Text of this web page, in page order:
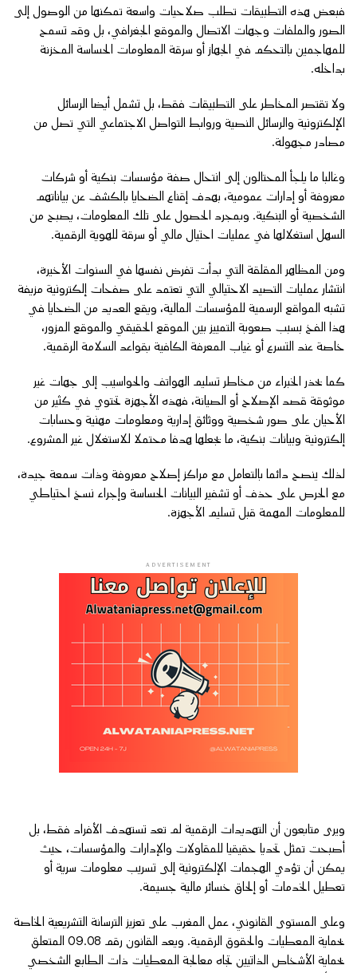
فبعض هذه التطبيقات تطلب صلاحيات واسعة تمكنها من الوصول إلى
الصور والملفات وجهات الاتصال والموقع الجغرافي، بل وقد تسمح
للمهاجمين بالتحكم في الجهاز أو سرقة المعلومات الحساسة المخزنة
بداخله.
ولا تقتصر المخاطر على التطبيقات فقط، بل تشمل أيضا الرسائل
الإلكترونية والرسائل النصية وروابط التواصل الاجتماعي التي تصل من
مصادر مجهولة.
وغالبا ما يلجأ المحتالون إلى انتحال صفة مؤسسات بنكية أو شركات
معروفة أو إدارات عمومية، بهدف إقناع الضحايا بالكشف عن بياناتهم
الشخصية أو البنكية. وبمجرد الحصول على تلك المعلومات، يصبح من
السهل استغلالها في عمليات احتيال مالي أو سرقة للهوية الرقمية.
ومن المظاهر المقلقة التي بدأت تفرض نفسها في السنوات الأخيرة،
انتشار عمليات التصيد الاحتيالي التي تعتمد على صفحات إلكترونية مزيفة
تشبه المواقع الرسمية للمؤسسات المالية، ويقع العديد من الضحايا في
هذا الفخ بسبب صعوبة التمييز بين الموقع الحقيقي والموقع المزور،
خاصة عند التسرع أو غياب المعرفة الكافية بقواعد السلامة الرقمية.
كما يحذر الخبراء من مخاطر تسليم الهواتف والحواسيب إلى جهات غير
موثوقة قصد الإصلاح أو الصيانة، فهذه الأجهزة تحتوي في كثير من
الأحيان على صور شخصية ووثائق إدارية ومعلومات مهنية وحسابات
إلكترونية وبيانات بنكية، ما يجعلها هدفا محتملا للاستغلال غير المشروع.
لذلك ينصح دائما بالتعامل مع مراكز إصلاح معروفة وذات سمعة جيدة،
مع الحرص على حذف أو تشفير البيانات الحساسة وإجراء نسخ احتياطي
للمعلومات المهمة قبل تسليم الأجهزة.
ADVERTISEMENT
ويرى متابعون أن التهديدات الرقمية لم تعد تستهدف الأفراد فقط، بل
أصبحت تمثل تحديا حقيقيا للمقاولات والإدارات والمؤسسات، حيث
يمكن أن تؤدي الهجمات الإلكترونية إلى تسريب معلومات سرية أو
تعطيل الخدمات أو إلحاق خسائر مالية جسيمة.
وعلى المستوى القانوني، عمل المغرب على تعزيز الترسانة التشريعية الخاصة
بحماية المعطيات والحقوق الرقمية. ويعد القانون رقم 09.08 المتعلق
بحماية الأشخاص الذاتيين تجاه معالجة المعطيات ذات الطابع الشخصي